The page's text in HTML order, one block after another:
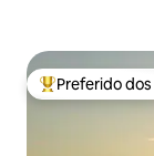
Entre os
Preferido